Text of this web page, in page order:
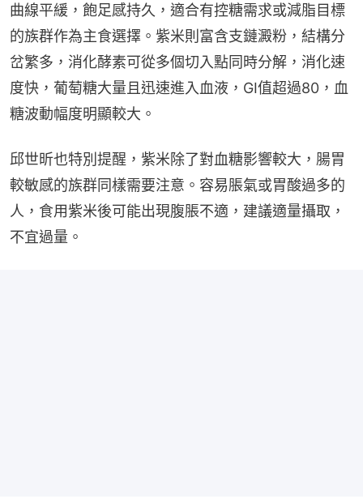
曲線平緩，飽足感持久，適合有控糖需求或減脂目標
的族群作為主食選擇。紫米則富含支鏈澱粉，結構分
岔繁多，消化酵素可從多個切入點同時分解，消化速
度快，葡萄糖大量且迅速進入血液，GI值超過80，血
糖波動幅度明顯較大。
邱世昕也特別提醒，紫米除了對血糖影響較大，腸胃
較敏感的族群同樣需要注意。容易脹氣或胃酸過多的
人，食用紫米後可能出現腹脹不適，建議適量攝取，
不宜過量。